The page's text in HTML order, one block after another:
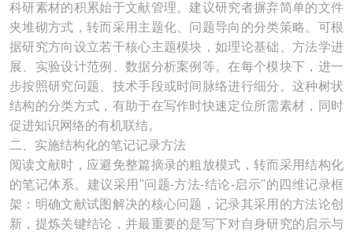
科研素材的积累始于文献管理。建议研究者摒弃简单的文件
夹堆砌方式，转而采用主题化、问题导向的分类策略。可根
据研究方向设立若干核心主题模块，如理论基础、方法学进
展、实验设计范例、数据分析案例等。在每个模块下，进一
步按照研究问题、技术手段或时间脉络进行细分。这种树状
结构的分类方式，有助于在写作时快速定位所需素材，同时
促进知识网络的有机联结。
二、实施结构化的笔记记录方法
阅读文献时，应避免整篇摘录的粗放模式，转而采用结构化
的笔记体系。建议采用"问题-方法-结论-启示"的四维记录框
架：明确文献试图解决的核心问题，记录其采用的方法论创
新，提炼关键结论，并最重要的是写下对自身研究的启示与